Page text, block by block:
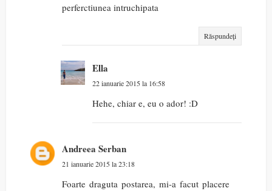
perferctiunea intruchipata
Răspundeți
Ella
22 ianuarie 2015 la 16:58
Hehe, chiar e, eu o ador! :D
Andreea Serban
21 ianuarie 2015 la 23:18
Foarte draguta postarea, mi-a facut placere